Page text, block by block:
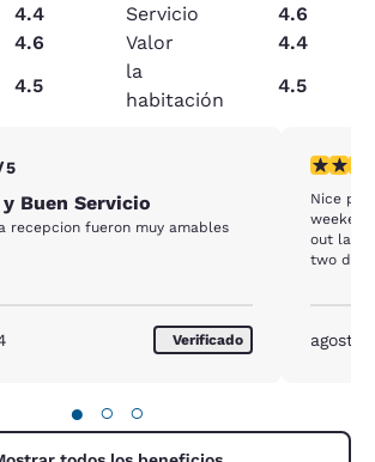
4.4 Servicio
4.6
4.6 Valor
4.4
4.5
la
habitación
4.5
estrellas. Excepcional. 1 reseña
5
Buen Servicio
recepcion fueron muy amables
Verificado
Nice
out later
two
agosto
● ○ ○